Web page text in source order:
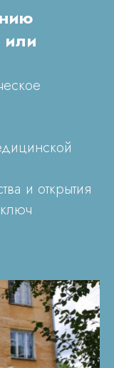
и открытия